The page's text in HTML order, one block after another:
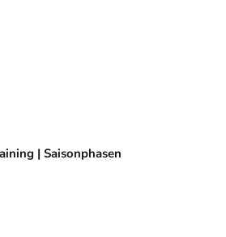
| Saisonphasen